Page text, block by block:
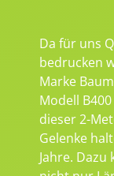
Da für uns
bedrucken
Marke
Modell
dieser 2-
Gelenke
Jahre.